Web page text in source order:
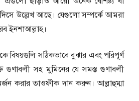
উল্লেখ আছে। যেগুলো সম্পর্কে আমরা
ইনশাআল্লাহ।
বিষয়গুলি সঠিকভাবে বুঝার এবং পরিপূর্ণ
গুণাবলী সহ মুমিনের যে সমস্ত গুণাবলী
করার তাওফীক দান করুন। আল্লাহুম্মা